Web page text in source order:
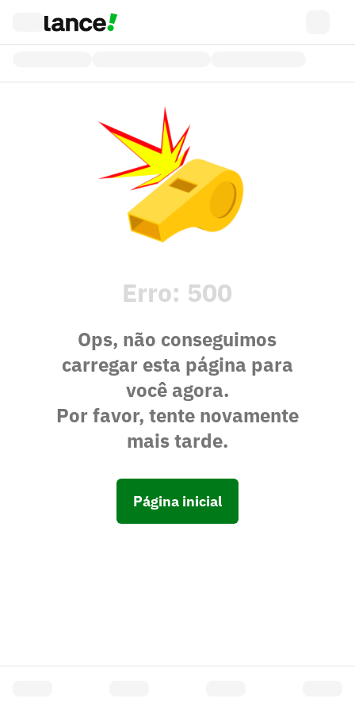
Erro: 500
Ops, não conseguimos
carregar esta página para
você agora.
Por favor, tente novamente
mais tarde.
Página inicial